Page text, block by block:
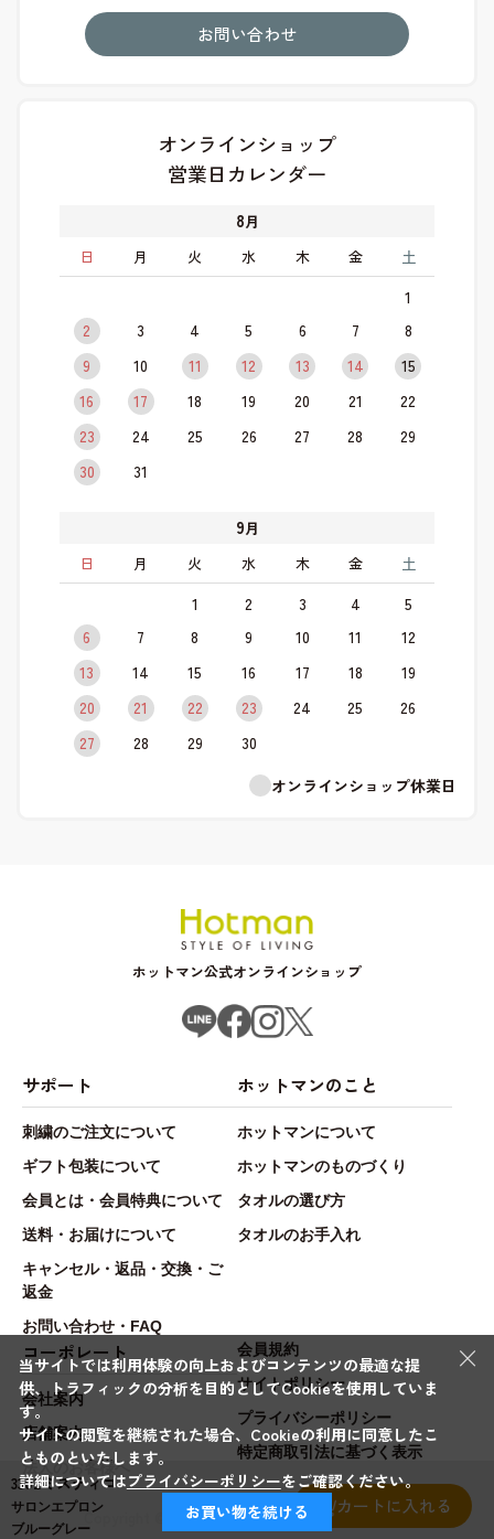
3302ミスティコ
サロンエプロン
ブルーグレー
カートに入れる
お問い合わせ
オンラインショップ
営業日カレンダー
8月
日
月 火 水 木 金 土
1
2
3 4 5 6 7
8
9
10 11 12 13 14
15
16
17 18 19 20 21
22
23
24 25 26 27 28
29
30
31
9月
日
月 火 水 木 金 土
1 2 3 4
5
6
7 8 9 10 11
12
13
14 15 16 17 18
19
20
21 22 23 24 25
26
27
28 29
30
オンラインショップ休業日
ホットマン公式オンラインショップ
サポート
刺繍のご注文について
ギフト包装について
会員とは・会員特典について
送料・お届けについて
キャンセル・返品・交換・ご
返金
お問い合わせ・FAQ
ホットマンのこと
ホットマンについて
ホットマンのものづくり
タオルの選び方
タオルのお手入れ
コーポレート
会社案内
店舗案内
法人のお客様へ
会員規約
サイトポリシー
プライバシーポリシー
特定商取引法に基づく表示
Copyright © Hotman.Co.,Ltd. All rights reserved.
×
当サイトでは利用体験の向上およびコンテンツの最適な提
供、トラフィックの分析を目的としてCookieを使用していま
す。
サイトの閲覧を継続された場合、Cookieの利用に同意したこ
とものといたします。
詳細についてはプライバシーポリシーをご確認ください。
お買い物を続ける